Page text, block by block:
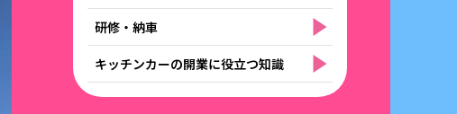
研修・納車
キッチンカーの開業に役立つ知識